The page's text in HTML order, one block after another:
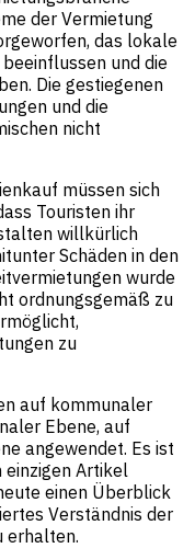
der Vermietung
das lokale
und die
Die gestiegenen
und die
nicht
müssen sich
Touristen ihr
willkürlich
Schäden in den
wurde
ordnungsgemäß zu
zu
auf kommunaler
Ebene, auf
angewendet. Es ist
einzigen Artikel
einen Überblick
Verständnis der
erhalten.